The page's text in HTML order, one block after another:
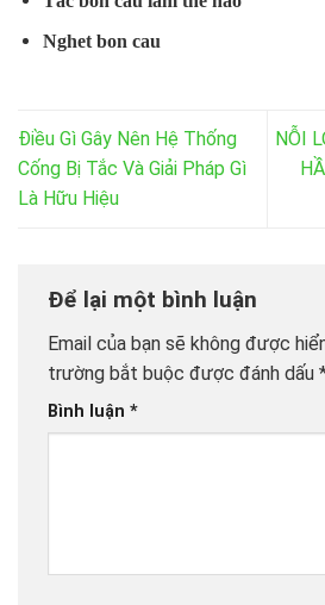
Nghet bon cau
Điều Gì Gây Nên Hệ Thống
Cống Bị Tắc Và Giải Pháp Gì
Là Hữu Hiệu
NỖI
Để lại một bình luận
Email của bạn sẽ không được
trường bắt buộc được đánh dấu
Bình luận *